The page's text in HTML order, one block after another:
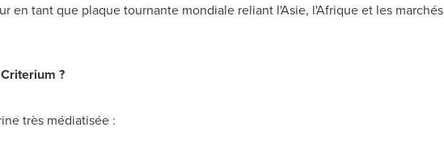
en tant que plaque tournante mondiale reliant l'Asie, l'Afrique et les marchés
?
très médiatisée :